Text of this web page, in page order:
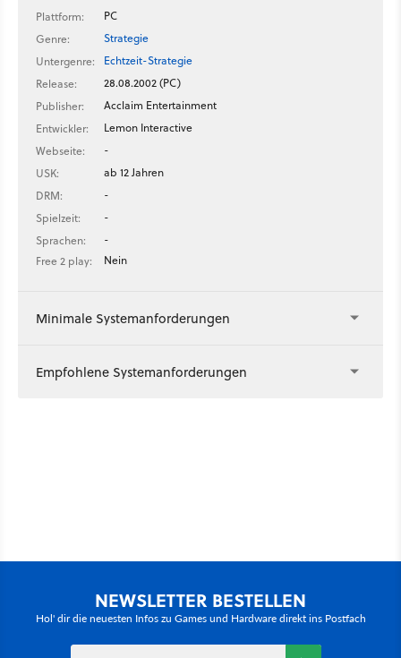
Plattform:
PC
Genre:
Strategie
Untergenre:
Echtzeit-Strategie
Release:
28.08.2002 (PC)
Publisher:
Acclaim Entertainment
Entwickler:
Lemon Interactive
Webseite:
-
USK:
ab 12 Jahren
DRM:
-
Spielzeit:
-
Sprachen:
-
Free 2 play:
Nein
Minimale Systemanforderungen
Empfohlene Systemanforderungen
NEWSLETTER BESTELLEN
Hol' dir die neuesten Infos zu Games und Hardware direkt ins Postfach